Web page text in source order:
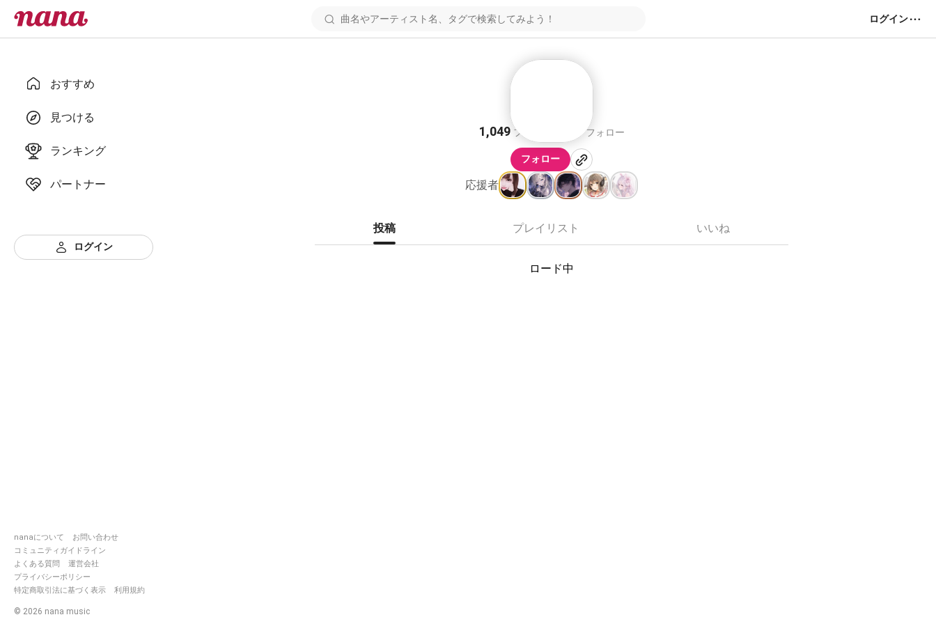
ログイン
おすすめ
見つける
ランキング
パートナー
ログイン
nanaについて
お問い合わせ
コミュニティガイドライン
よくある質問
運営会社
プライバシーポリシー
特定商取引法に基づく表示
利用規約
© 2026 nana music
1,049 フォロワー 787 フォロー
フォロー
応援者
投稿 プレイリスト いいね
ロード中